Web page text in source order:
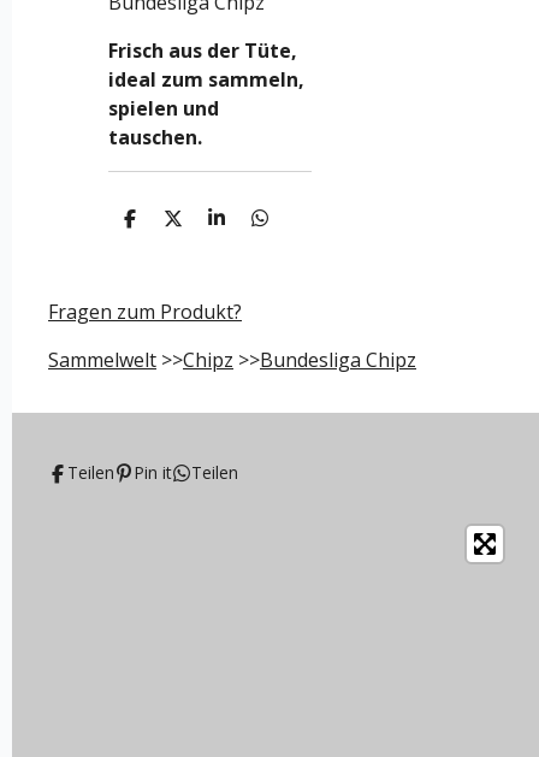
Frisch aus der Tüte,
ideal zum sammeln,
spielen und
tauschen.
T
n
T
n
T
e
n
T
Fragen zum Produkt?
Sammelwelt >>Chipz >>Bundesliga Chipz
Teilen Pin it Teilen